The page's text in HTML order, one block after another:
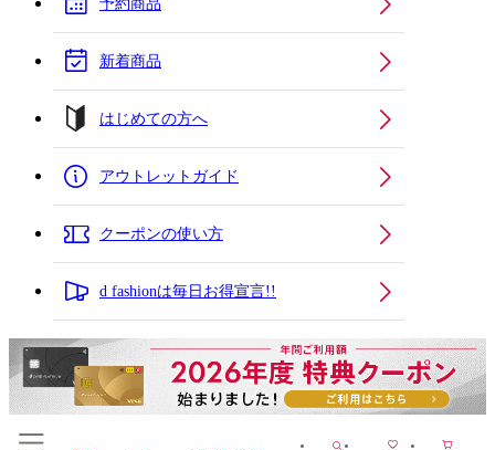
予約商品
新着商品
はじめての方へ
アウトレットガイド
クーポンの使い方
d fashionは毎日お得宣言!!